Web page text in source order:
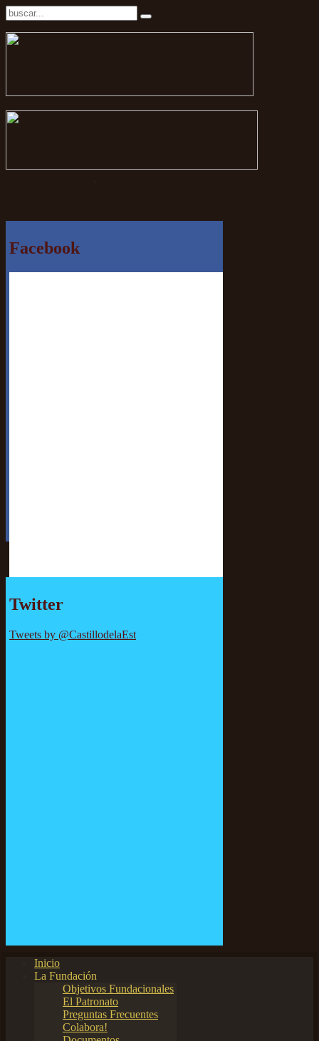
Facebook
Twitter
Tweets by @CastillodelaEst
Inicio
La Fundación
Objetivos Fundacionales
El Patronato
Preguntas Frecuentes
Colabora!